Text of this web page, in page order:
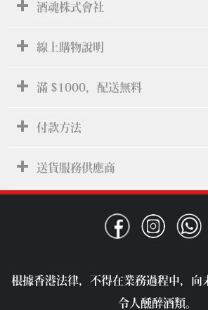
酒魂株式會社
線上購物說明
滿 $1000，配送無料
付款方法
送貨服務供應商
根據香港法律，不得在業務過程中，向
令人醺醉酒類。